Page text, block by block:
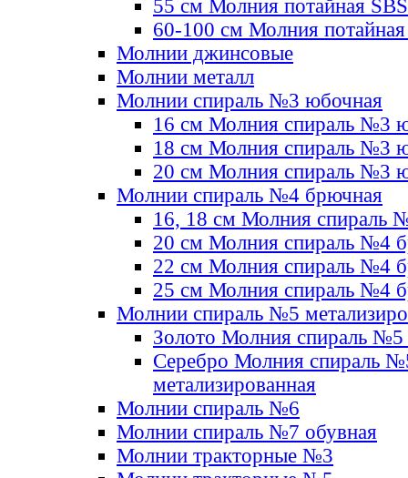
55 см Молния потайная SBS
60-100 см Молния
Молнии джинсовые
Молнии металл
Молнии спираль №3 юбочная
16 см Молния спираль №3
18 см Молния спираль №3
20 см Молния спираль №3
Молнии спираль №4 брючная
16, 18 см Молния спираль
20 см Молния спираль №4
22 см Молния спираль №4
25 см Молния спираль №4
Молнии спираль №5
Золото Молния спираль №5
Серебро Молния спираль
метализированная
Молнии спираль №6
Молнии спираль №7 обувная
Молнии тракторные №3